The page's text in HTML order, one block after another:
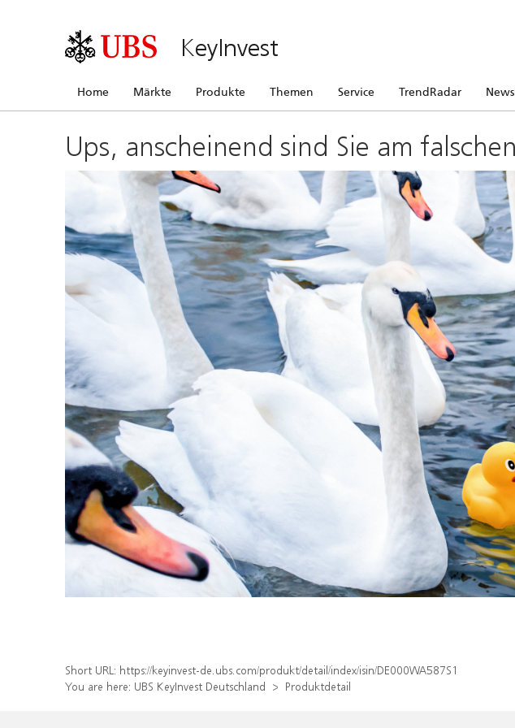
KeyInvest
Home Märkte Produkte Themen Service TrendRadar
Ups, anscheinend sind Sie am
Short URL: https://keyinvest-de.ubs.com/produkt/detail/index/isin/DE000WA587S1
You are here: UBS KeyInvest Deutschland Produktdetail